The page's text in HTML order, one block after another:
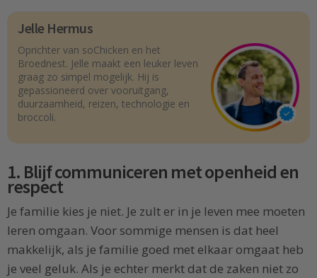
Jelle Hermus
Oprichter van soChicken en het
Broednest. Jelle maakt een leuker leven
graag zo simpel mogelijk. Hij is
gepassioneerd over vooruitgang,
duurzaamheid, reizen, technologie en
broccoli.
1. Blijf communiceren met openheid en
respect
Je familie kies je niet. Je zult er in je leven mee moeten
leren omgaan. Voor sommige mensen is dat heel
makkelijk, als je familie goed met elkaar omgaat heb
je veel geluk. Als je echter merkt dat de zaken niet zo